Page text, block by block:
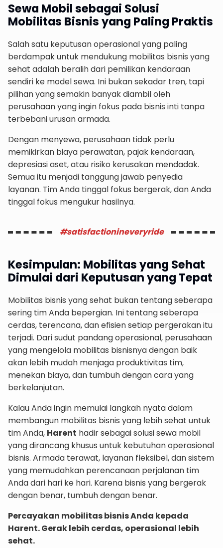
Sewa Mobil sebagai Solusi
Mobilitas Bisnis yang Paling Praktis
Salah satu keputusan operasional yang paling
berdampak untuk mendukung mobilitas bisnis yang
sehat adalah beralih dari pemilikan kendaraan
sendiri ke model sewa. Ini bukan sekadar tren, tapi
pilihan yang semakin banyak diambil oleh
perusahaan yang ingin fokus pada bisnis inti tanpa
terbebani urusan armada.
Dengan menyewa, perusahaan tidak perlu
memikirkan biaya perawatan, pajak kendaraan,
depresiasi aset, atau risiko kerusakan mendadak.
Semua itu menjadi tanggung jawab penyedia
layanan. Tim Anda tinggal fokus bergerak, dan Anda
tinggal fokus mengukur hasilnya.
#satisfactionineveryride
Kesimpulan: Mobilitas yang Sehat
Dimulai dari Keputusan yang Tepat
Mobilitas bisnis yang sehat bukan tentang seberapa
sering tim Anda bepergian. Ini tentang seberapa
cerdas, terencana, dan efisien setiap pergerakan itu
terjadi. Dari sudut pandang operasional, perusahaan
yang mengelola mobilitas bisnisnya dengan baik
akan lebih mudah menjaga produktivitas tim,
menekan biaya, dan tumbuh dengan cara yang
berkelanjutan.
Kalau Anda ingin memulai langkah nyata dalam
membangun mobilitas bisnis yang lebih sehat untuk
tim Anda, Harent hadir sebagai solusi sewa mobil
yang dirancang khusus untuk kebutuhan operasional
bisnis. Armada terawat, layanan fleksibel, dan sistem
yang memudahkan perencanaan perjalanan tim
Anda dari hari ke hari. Karena bisnis yang bergerak
dengan benar, tumbuh dengan benar.
Percayakan mobilitas bisnis Anda kepada
Harent. Gerak lebih cerdas, operasional lebih
sehat.